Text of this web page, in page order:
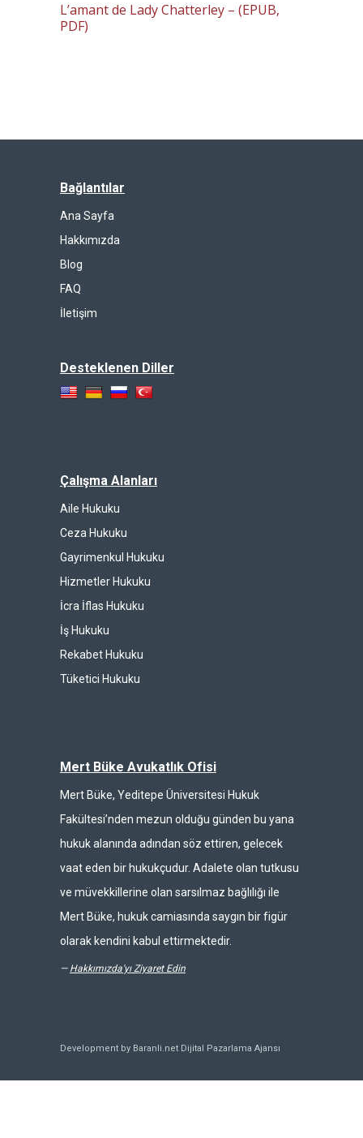
L’amant de Lady Chatterley – (EPUB,
PDF)
Bağlantılar
Ana Sayfa
Hakkımızda
Blog
FAQ
İletişim
Desteklenen Diller
Çalışma Alanları
Aile Hukuku
Ceza Hukuku
Gayrimenkul Hukuku
Hizmetler Hukuku
İcra İflas Hukuku
İş Hukuku
Rekabet Hukuku
Tüketici Hukuku
Mert Büke Avukatlık Ofisi
Mert Büke, Yeditepe Üniversitesi Hukuk
Fakültesi’nden mezun olduğu günden bu yana
hukuk alanında adından söz ettiren, gelecek
vaat eden bir hukukçudur. Adalete olan tutkusu
ve müvekkillerine olan sarsılmaz bağlılığı ile
Mert Büke, hukuk camiasında saygın bir figür
olarak kendini kabul ettirmektedir.
— Hakkımızda'yı Ziyaret Edin
Development by Baranli.net Dijital Pazarlama Ajansı